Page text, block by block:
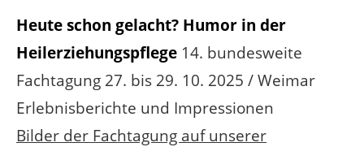
Heute schon gelacht? Humor in der
Heilerziehungspflege 14. bundesweite
Fachtagung 27. bis 29. 10. 2025 / Weimar
Erlebnisberichte und Impressionen
Bilder der Fachtagung auf unserer